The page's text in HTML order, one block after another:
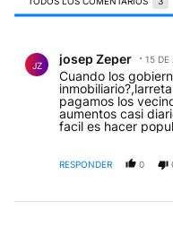
JZ josep Zeper 15 DE
Cuando los
pagamos los
aumentos casi
facil es hacer
propiedades.NO
desde todos los
,simplemente
RESPONDER 0